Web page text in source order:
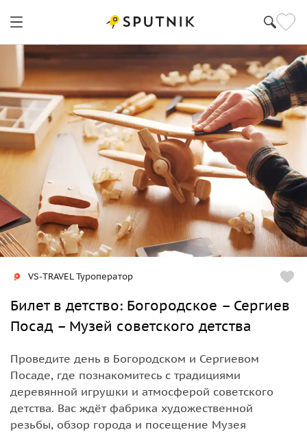
VS-TRAVEL Туроператор
Билет в детство: Богородское – Сергиев
Посад – Музей советского детства
Проведите день в Богородском и Сергиевом
Посаде, где познакомитесь с традициями
деревянной игрушки и атмосферой советского
детства. Вас ждёт фабрика художественной
резьбы, обзор города и посещение Музея